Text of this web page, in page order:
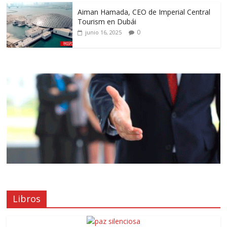
Aiman Hamada, CEO de Imperial Central
Tourism en Dubái
junio 16, 2025 0
Libros